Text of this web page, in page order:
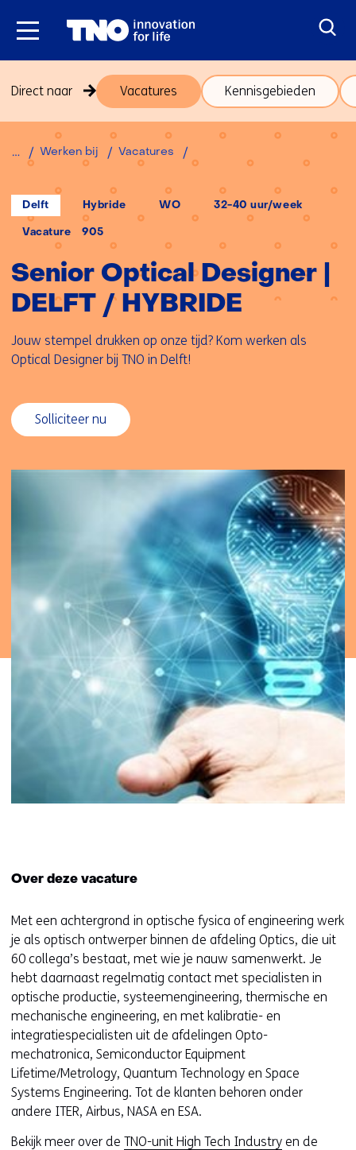
Ga
Sla
navigatie
(onderwerpen
onder
bij)
Direct naar Vacatures Kennisgebieden
naar
(onderwerpen
onder
bij)
Werken bij Vacatures
Optical
Designer
DELFT
HYBRIDE
Locatie:
Delft
Werken
op
afstand:
Hybride Opleidingsniveau:
WO
Uren
32-40 uur/week
Vacature 905
Senior Optical Designer |
DELFT / HYBRIDE
Jouw stempel drukken op onze tijd? Kom werken als
Optical Designer bij TNO in Delft!
#LI-
PV1
Solliciteer nu
Over deze vacature
Met een achtergrond in optische fysica of engineering werk
je als optisch ontwerper binnen de afdeling Optics, die uit
60 collega’s bestaat, met wie je nauw samenwerkt. Je
hebt daarnaast regelmatig contact met specialisten in
optische productie, systeemengineering, thermische en
mechanische engineering, en met kalibratie- en
integratiespecialisten uit de afdelingen Opto-
mechatronica, Semiconductor Equipment
Lifetime/Metrology, Quantum Technology en Space
Systems Engineering. Tot de klanten behoren onder
andere ITER, Airbus, NASA en ESA.
Bekijk meer over de TNO-unit High Tech Industry en de